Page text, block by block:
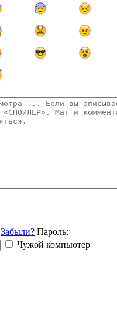
Забыли? Пароль:
Чужой компьютер